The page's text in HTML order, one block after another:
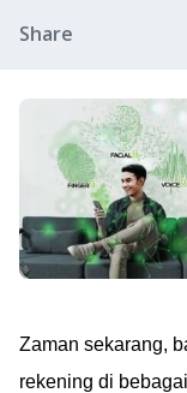
Share
Zaman sekarang,
rekening di